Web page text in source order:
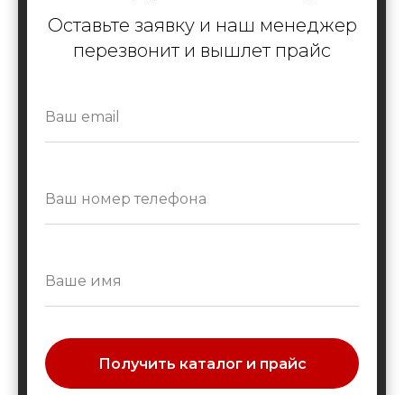
Оставьте заявку и наш менеджер
перезвонит и вышлет прайс
Получить каталог и прайс